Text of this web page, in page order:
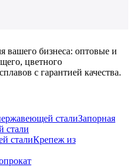
вашего бизнеса: оптовые и
цветного
с гарантией качества.
Запорная
стали
Крепеж из